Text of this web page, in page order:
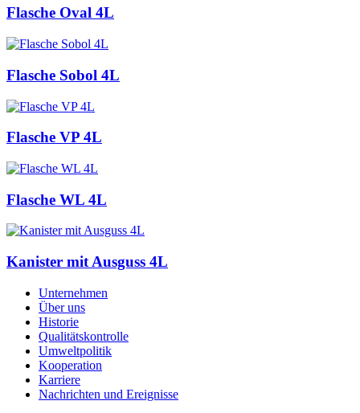
Flasche Oval 4L
Flasche Sobol 4L
Flasche VP 4L
Flasche WL 4L
Kanister mit Ausguss 4L
Unternehmen
Über uns
Historie
Qualitätskontrolle
Umweltpolitik
Kooperation
Karriere
Nachrichten und Ereignisse